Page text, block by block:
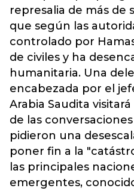
represalia de más de
que según las
controlado por
de civiles y ha
humanitaria. Una
encabezada por el
Arabia Saudita
de las
pidieron una
poner fin a la
las principales
emergentes,